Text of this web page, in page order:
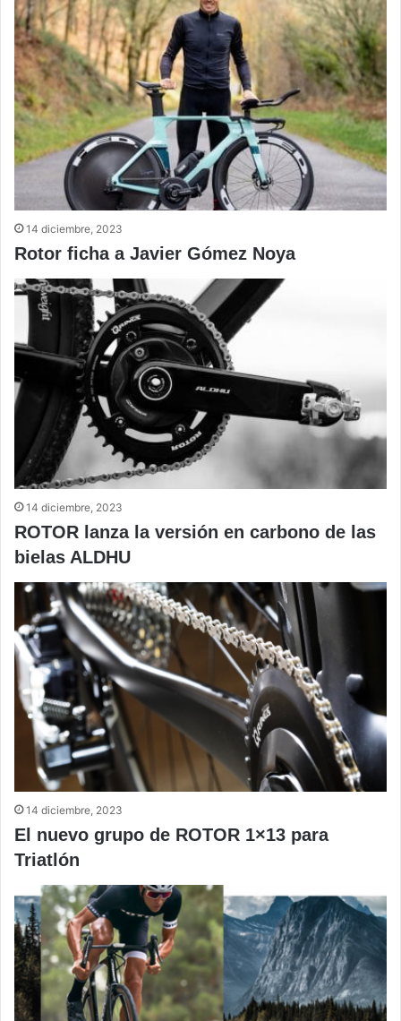
14 diciembre, 2023
Rotor ficha a Javier Gómez Noya
14 diciembre, 2023
ROTOR lanza la versión en carbono de las
bielas ALDHU
14 diciembre, 2023
El nuevo grupo de ROTOR 1×13 para
Triatlón